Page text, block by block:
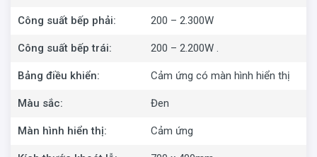
Công suất bếp phải: 200 – 2.300W
Công suất bếp trái: 200 – 2.200W .
Bảng điều khiển: Cảm ứng có màn hình hiển thị
Màu sắc: Đen
Màn hình hiển thị: Cảm ứng